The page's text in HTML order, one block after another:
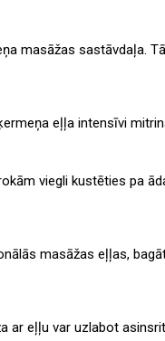
masāžas sastāvdaļa.
eļļa intensīvi
viegli kustēties pa
masāžas eļļas,
ar eļļu var uzlabot